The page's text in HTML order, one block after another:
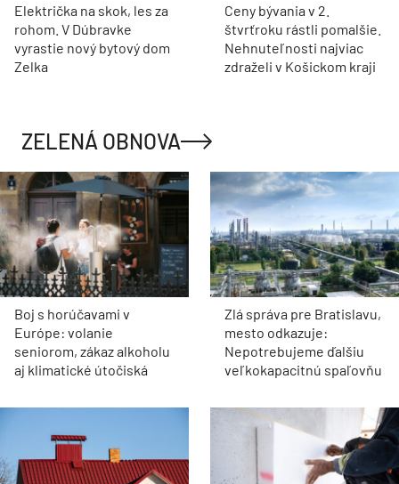
Električka na skok, les za
rohom. V Dúbravke
vyrastie nový bytový dom
Zelka
Ceny bývania v 2.
štvrťroku rástli pomalšie.
Nehnuteľnosti najviac
zdraželi v Košickom kraji
ZELENÁ OBNOVA
Boj s horúčavami v
Európe: volanie
seniorom, zákaz alkoholu
aj klimatické útočiská
Zlá správa pre Bratislavu,
mesto odkazuje:
Nepotrebujeme ďalšiu
veľkokapacitnú spaľovňu